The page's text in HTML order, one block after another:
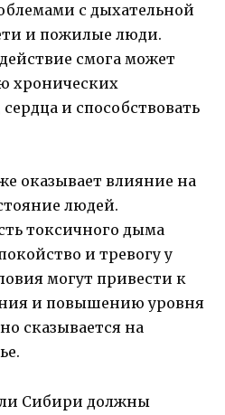
с дыхательной
и пожилые люди.
смога может
хронических
и способствовать
оказывает влияние на
людей.
токсичного дыма
и тревогу у
могут привести к
и повышению уровня
сказывается на
Сибири должны